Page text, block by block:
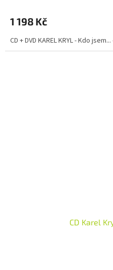
1 198 Kč
CD + DVD KAREL KRYL - Kdo
CD Karel